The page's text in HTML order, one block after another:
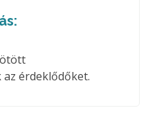
érdeklődőket.